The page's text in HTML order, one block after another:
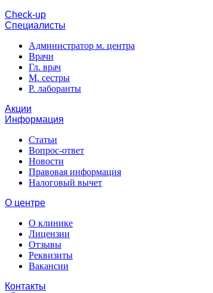
Cheсk-up
Специалисты
Администратор м. центра
Врачи
Гл. врач
М. сестры
Р. лаборанты
Акции
Информация
Статьи
Вопрос-ответ
Новости
Правовая информация
Налоговый вычет
О центре
О клинике
Лицензии
Отзывы
Реквизиты
Вакансии
Контакты